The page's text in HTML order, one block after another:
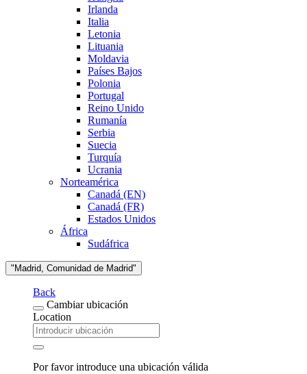
Irlanda
Italia
Letonia
Lituania
Moldavia
Países Bajos
Polonia
Portugal
Reino Unido
Rumanía
Serbia
Suecia
Turquía
Ucrania
Norteamérica
Canadá (EN)
Canadá (FR)
Estados Unidos
África
Sudáfrica
"Madrid, Comunidad de Madrid"
Back
Cambiar ubicación
Location
Por favor introduce una ubicación válida